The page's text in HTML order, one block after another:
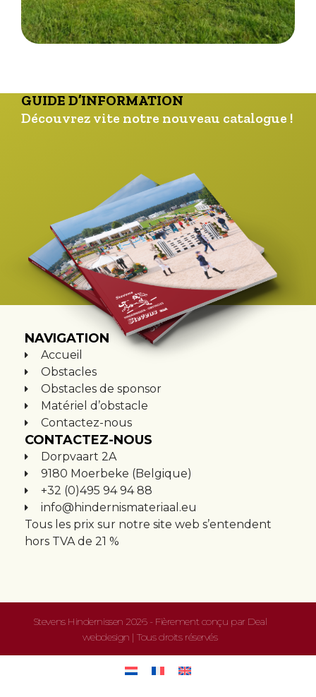
GUIDE D’INFORMATION
Découvrez vite notre nouveau catalogue !
NAVIGATION
Accueil
Obstacles
Obstacles de sponsor
Matériel d’obstacle
Contactez-nous
CONTACTEZ-NOUS
Dorpvaart 2A
9180 Moerbeke (Belgique)
+32 (0)495 94 94 88
info@hindernismateriaal.eu
Tous les prix sur notre site web s’entendent
hors TVA de 21 %
Stevens Hindernissen 2026 - Fièrement conçu par Deal
webdesign | Tous droits réservés